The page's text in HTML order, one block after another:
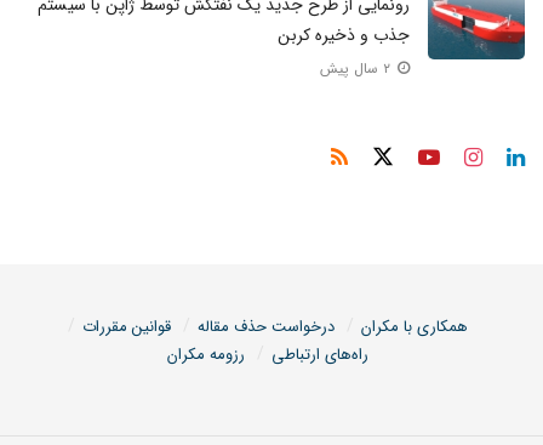
جذب و ذخیره کربن
همکاری با مکران درخواست حذف مقاله
قوانین مقررات
راه‌های ارتباطی
رزومه مکران